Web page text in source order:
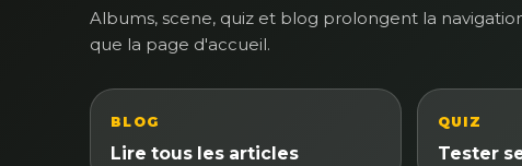
Albums, scene, quiz et blog prolongent la
que la page d'accueil.
BLOG
Lire tous les articles
QUIZ
Tester